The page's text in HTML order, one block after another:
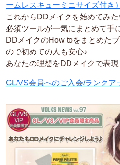
ームレスキューミニサイズ付き）
これからDDメイクを始めてみた
必須ツールが一気にまとめて手
DDメイクのHow toをまとめた
ので初めての人も安心♪
あなたの理想をDDメイクで表
GL/VS会員へのご入会/ランクア